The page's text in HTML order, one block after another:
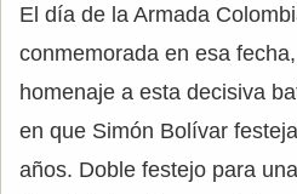
El día de la Armada
conmemorada en esa
homenaje a esta decisiva
en que Simón Bolívar
años. Doble festejo para